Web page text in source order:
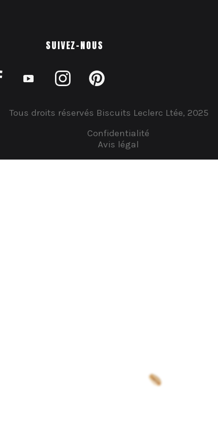
SUIVEZ-NOUS
Tous droits réservés Biscuits Leclerc Ltée, 2025
Confidentialité
Avis légal